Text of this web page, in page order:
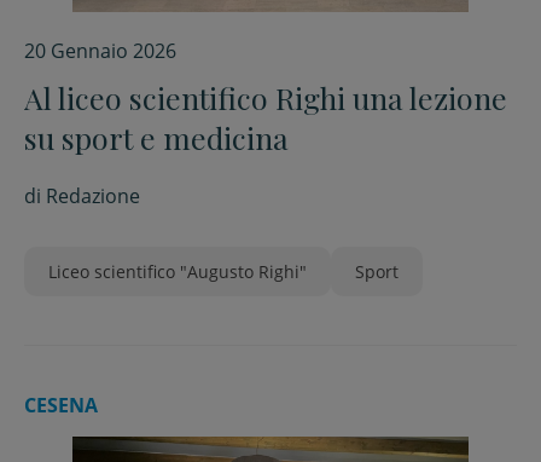
20 Gennaio 2026
Al liceo scientifico Righi una lezione
su sport e medicina
di Redazione
Liceo scientifico "Augusto Righi" Sport
CESENA